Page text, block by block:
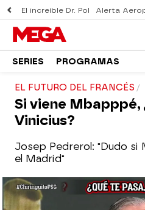
El increíble Dr. Pol Alerta
SERIES PROGRAMAS
EL FUTURO DEL FRANCÉS
Si viene Mbapppé,
Vinicius?
Josep Pedrerol: "Dudo
el Madrid"